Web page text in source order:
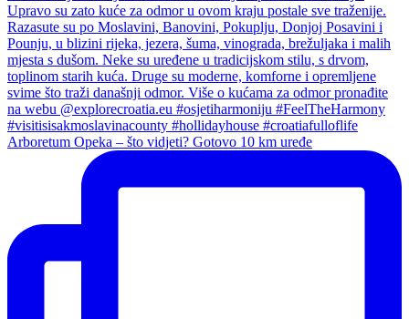
Arboretum Opeka – što vidjeti? Gotovo 10 km uređe